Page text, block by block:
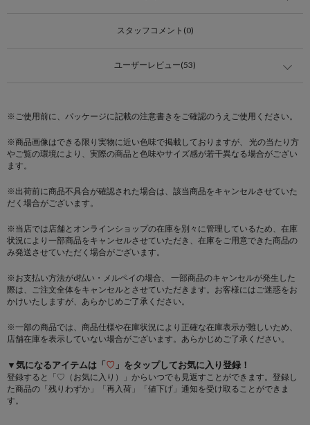
スタッフコメント(0)
ユーザーレビュー(53)
※ご使用前に、パッケージに記載の注意書きをご確認のうえご使用ください。
※商品画像はできる限り実物に近い色味で掲載しておりますが、 光の当たり方
やご覧の環境により、実際の商品と色味やサイズ感が若干異なる場合がござい
ます。
※出荷前に商品不具合が確認された場合は、該当商品をキャンセルさせていた
だく場合がございます。
※当店では店舗とオンラインショップの在庫を別々に管理しているため、在庫
状況により一部商品をキャンセルさせていただき、在庫をご用意できた商品の
み発送させていただく場合がございます。
※お支払い方法がd払い・メルペイの場合、 一部商品のキャンセルが発生した
際は、ご注文全体をキャンセルとさせていただきます。お客様にはご迷惑をお
かけいたしますが、あらかじめご了承ください。
※一部の商品では、商品仕様や在庫状況により正確な在庫表示が難しいため、
店舗在庫を表示していない場合がございます。あらかじめご了承ください。
▼気になるアイテムは「♡ 」をタップしてお気に入り登録！
登録すると「♡（お気に入り）」からいつでも見返すことができます。登録し
た商品の「残りわずか」「再入荷」「値下げ」通知を受け取ることができま
す。